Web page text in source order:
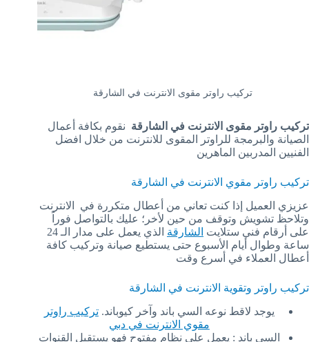
تركيب راوتر مقوى الانترنت في الشارقة
تركيب راوتر مقوى الانترنت في الشارقة نقوم بكافة أعمال
الصيانة والبرمجة للراوتر المقوى للانترنت من خلال افضل
الفنيين المدربين الماهرين
تركيب راوتر مقوي الانترنت في الشارقة
عزيزي العميل إذا كنت تعاني من أعطال متكررة في الانترنت
وتلاحظ تشويش وتوقف من حين لأخر؛ عليك بالتواصل فوراً
على أرقام فني ستلايت الشارقة
الذي يعمل على مدار الـ 24
ساعة وطوال أيام الأسبوع حتى يستطيع صيانة وتركيب كافة
أعطال العملاء في أسرع وقت
تركيب راوتر وتقوية الانترنت في الشارقة
يوجد لاقط نوعه السي باند وآخر كيوباند.تركيب راوتر
مقوي الانترنت في دبي
السي باند : يعمل على نظام مفتوح فهو يستقبل القنوات